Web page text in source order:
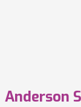
Anderson